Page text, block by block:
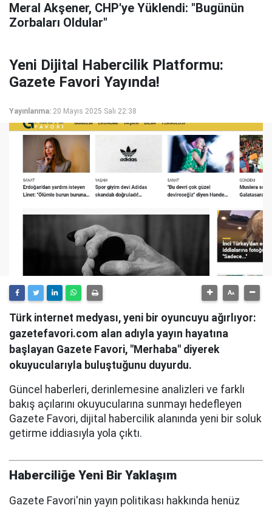
Meral Akşener, CHP'ye Yüklendi: "Bugünün
Zorbaları Oldular"
Yeni Dijital Habercilik Platformu:
Gazete Favori Yayında!
Yayınlanma: 20 Mayıs 2025 Salı 22:38
Türk internet medyası, yeni bir oyuncuyu ağırlıyor:
gazetefavori.com alan adıyla yayın hayatına
başlayan Gazete Favori, "Merhaba" diyerek
okuyucularıyla buluştuğunu duyurdu.
Güncel haberleri, derinlemesine analizleri ve farklı
bakış açılarını okuyucularına sunmayı hedefleyen
Gazete Favori, dijital habercilik alanında yeni bir soluk
getirme iddiasıyla yola çıktı.
Haberciliğe Yeni Bir Yaklaşım
Gazete Favori'nin yayın politikası hakkında henüz